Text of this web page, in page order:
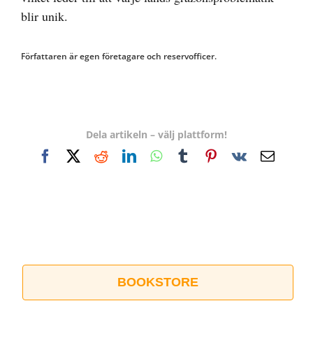
blir unik.
Författaren är egen företagare och reservofficer.
Dela artikeln – välj plattform!
FacebookRedditLinkedInWhatsApp
TumblrPinterest
Vk
E-
BOOKSTORE